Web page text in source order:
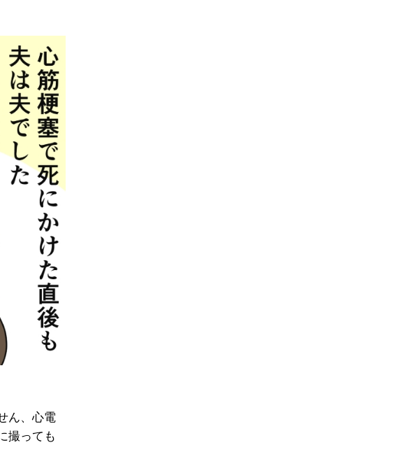
ん、心電
撮っても